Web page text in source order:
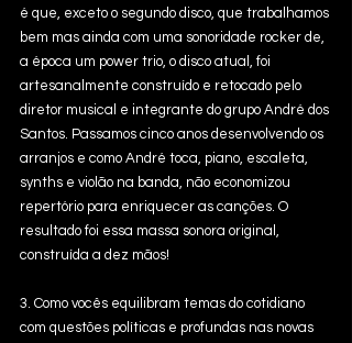
é que, exceto o segundo disco, que trabalhamos
bem mas ainda com uma sonoridade rocker de,
a época um power trio, o disco atual, foi
artesanalmente construído e retocado pelo
diretor musical e integrante do grupo André dos
Santos. Passamos cinco anos desenvolvendo os
arranjos e como André toca, piano, escaleta,
synths e violão na banda, não economizou
repertório para enriquecer as canções. O
resultado foi essa massa sonora original,
construída a dez mãos!
3. Como vocês equilibram temas do cotidiano
com questões políticas e profundas nas novas